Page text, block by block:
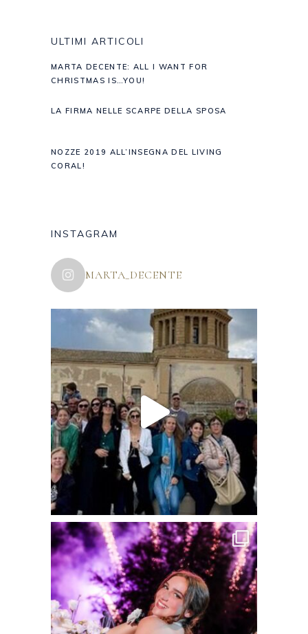
ULTIMI ARTICOLI
MARTA DECENTE: ALL I WANT FOR
CHRISTMAS IS…YOU!
LA FIRMA NELLE SCARPE DELLA SPOSA
NOZZE 2019 ALL’INSEGNA DEL LIVING
CORAL!
INSTAGRAM
MARTA_DECENTE